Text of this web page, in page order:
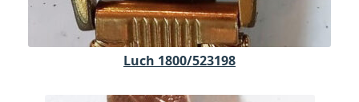
Luch 1800/523198